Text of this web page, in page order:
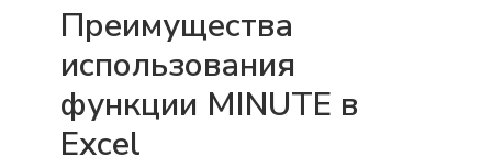
Преимущества
использования
функции MINUTE в
Excel